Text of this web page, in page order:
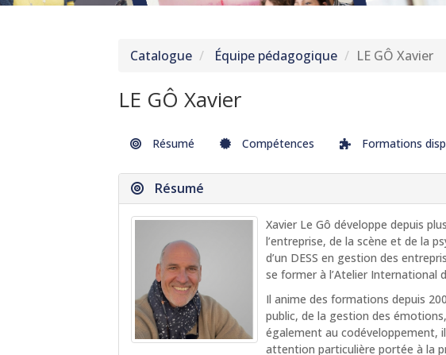
Catalogue Équipe pédagogique LE GÔ Xavier
LE GÔ Xavier
Résumé Compétences Formations
Résumé
Xavier Le Gô développe depuis
l’entreprise, de la scène et de la
d’un DESS en gestion des
se former à l’Atelier International
Il anime des formations depuis
public, de la gestion des
également au codéveloppement,
attention particulière portée à la